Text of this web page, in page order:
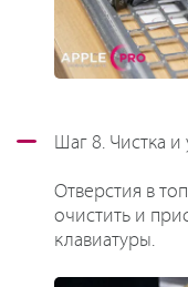
Шаг 8. Чистка и
Отверстия в
очистить и
клавиатуры.